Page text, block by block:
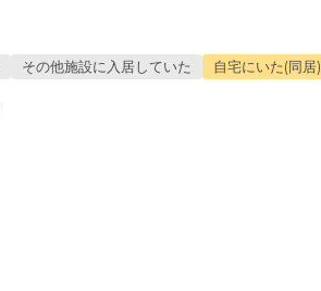
その他施設に入居していた 自宅にいた(同居)